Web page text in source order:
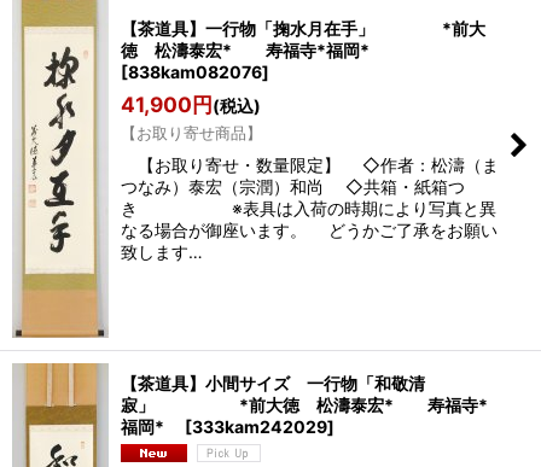
【茶道具】一行物「掬水月在手」 *前大
徳 松濤泰宏* 寿福寺*福岡*
[838kam082076]
41,900円(税込)
【お取り寄せ商品】
【お取り寄せ・数量限定】 ◇作者：松濤（ま
つなみ）泰宏（宗潤）和尚 ◇共箱・紙箱つ
き ※表具は入荷の時期により写真と異
なる場合が御座います。 どうかご了承をお願い
致します…
【茶道具】小間サイズ 一行物「和敬清
寂」 *前大徳 松濤泰宏* 寿福寺*
福岡*
[333kam242029]